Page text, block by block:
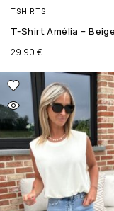
TSHIRTS
T-Shirt Amélia – Beige
29.90 €